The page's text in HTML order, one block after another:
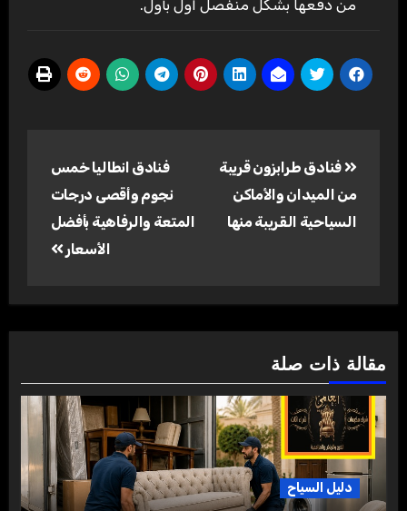
من دفعها بشكل منفصل أول بأول.
المقالات
فنادق طرابزون قريبة
من الميدان والأماكن
السياحية القريبة منها
فنادق انطاليا خمس
نجوم وأقصى درجات
المتعة والرفاهية بأفضل
الأسعار
مقالة ذات صلة
دليل السياح